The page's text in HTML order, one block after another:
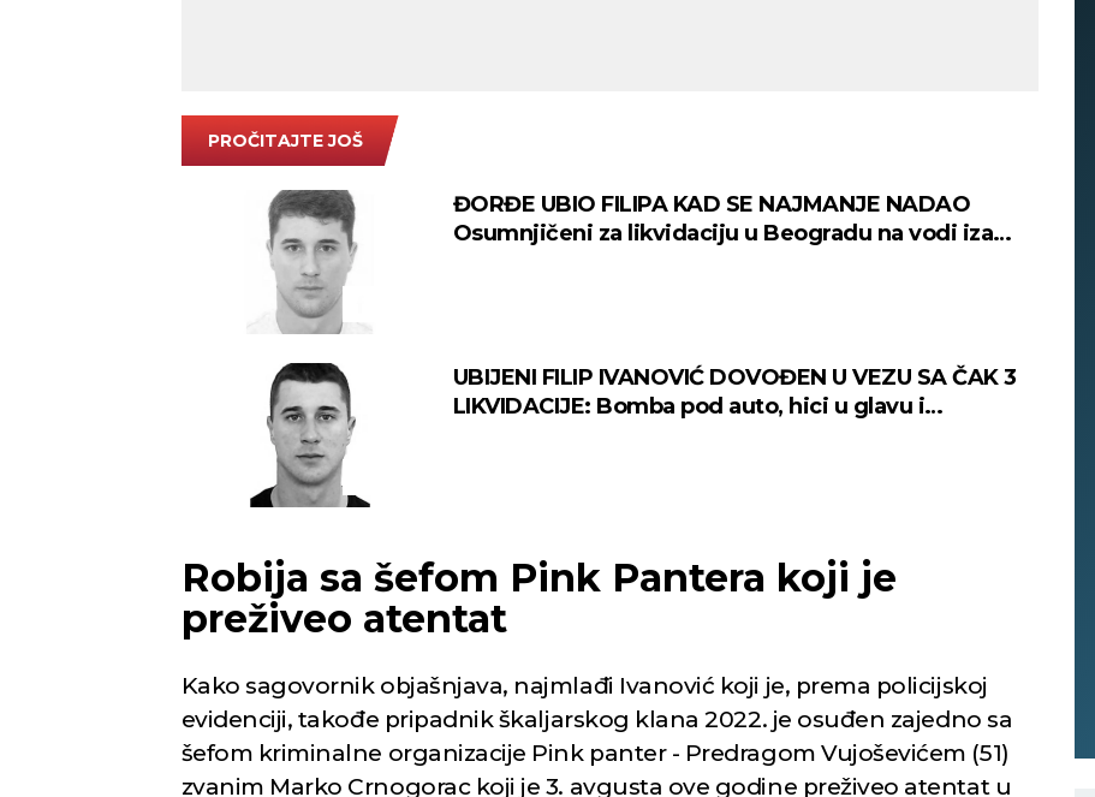
PROČITAJTE JOŠ
ĐORĐE UBIO FILIPA KAD SE NAJMANJE NADAO
Osumnjičeni za likvidaciju u Beogradu na vodi iza
UBIJENI FILIP IVANOVIĆ DOVOĐEN U VEZU SA ČAK 3
LIKVIDACIJE: Bomba pod auto, hici u glavu i
Robija sa šefom Pink Pantera koji je
preživeo atentat
Kako sagovornik objašnjava, najmlađi Ivanović koji je, prema policijskoj
evidenciji, takođe pripadnik škaljarskog klana 2022. je osuđen zajedno sa
šefom kriminalne organizacije Pink panter - Predragom Vujoševićem (51)
zvanim Marko Crnogorac koji je 3. avgusta ove godine preživeo atentat u